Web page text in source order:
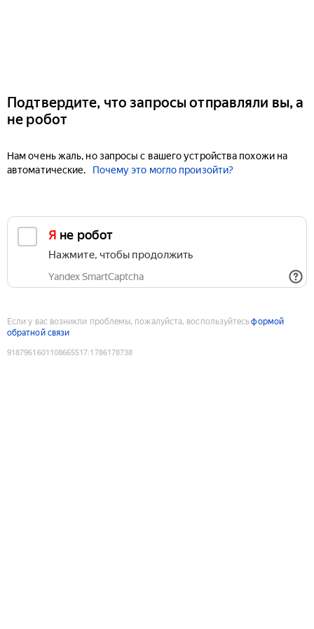
Подтвердите, что запросы отправляли вы, а
не робот
Нам очень жаль, но запросы с вашего устройства похожи на
автоматические.
Почему это могло произойти?
Я не робот
Нажмите, чтобы продолжить
Yandex SmartCaptcha
Если у вас возникли проблемы, пожалуйста, воспользуйтесьформой
обратной связи
9187961601108665517:1786178738